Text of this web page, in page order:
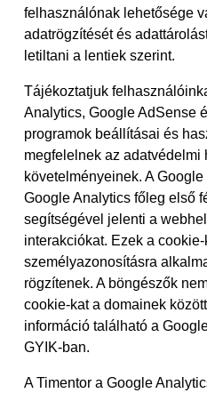
felhasználónak lehetősége
adatrögzítését és
letiltani a lentiek szerint.
Tájékoztatjuk
Analytics, Google AdSense
programok beállításai és
megfelelnek az adatvédelmi
követelményeinek. A
Google Analytics főleg első
segítségével jelenti a
interakciókat. Ezek a
személyazonosításra
rögzítenek. A böngészők
cookie-kat a domainek
információ található a
GYIK-ban.
A Timentor a Google